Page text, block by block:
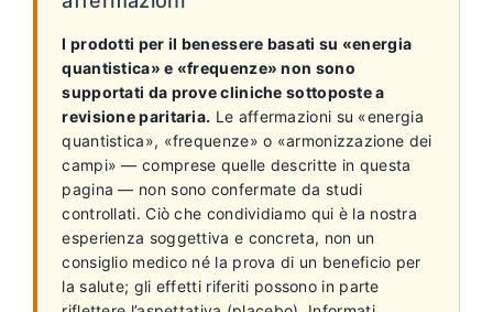
I prodotti per il benessere basati su «energia
quantistica» e «frequenze» non sono
supportati da prove cliniche sottoposte a
revisione paritaria. Le affermazioni su «energia
quantistica», «frequenze» o «armonizzazione dei
campi» — comprese quelle descritte in questa
pagina — non sono confermate da studi
controllati. Ciò che condividiamo qui è la nostra
esperienza soggettiva e concreta, non un
consiglio medico né la prova di un beneficio per
la salute; gli effetti riferiti possono in parte